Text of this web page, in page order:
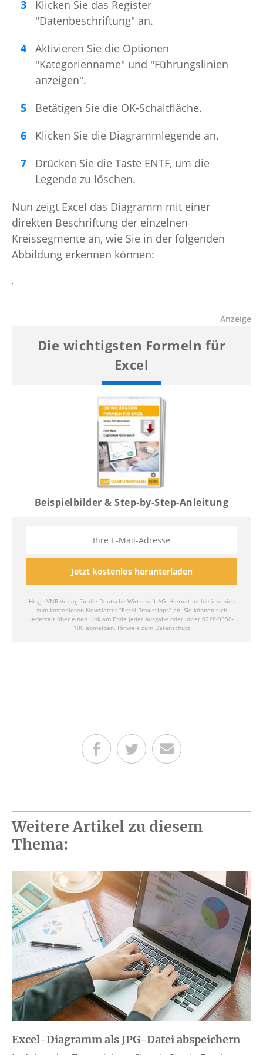
Klicken Sie das Register
"Datenbeschriftung" an.
Aktivieren Sie die Optionen
"Kategorienname" und "Führungslinien
anzeigen".
Betätigen Sie die OK-Schaltfläche.
Klicken Sie die Diagrammlegende an.
Drücken Sie die Taste ENTF, um die
Legende zu löschen.
Nun zeigt Excel das Diagramm mit einer
direkten Beschriftung der einzelnen
Kreissegmente an, wie Sie in der folgenden
Abbildung erkennen können:
Teilen auf Facebook
Teilen auf Twitter
Per E-Mail senden
Weitere Artikel zu diesem
Thema:
Excel-Diagramm als JPG-Datei abspeichern